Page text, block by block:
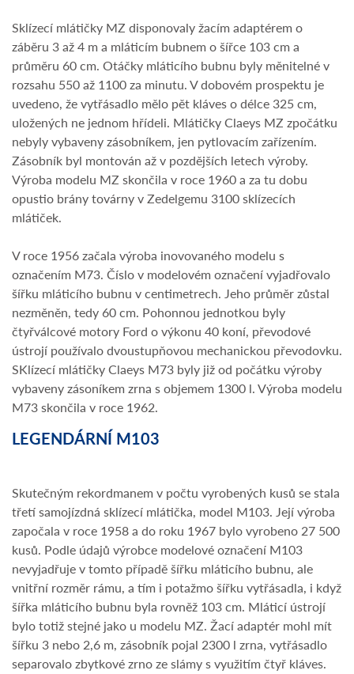
Sklízecí mlátičky MZ disponovaly žacím adaptérem o
záběru 3 až 4 m a mláticím bubnem o šířce 103 cm a
průměru 60 cm. Otáčky mláticího bubnu byly měnitelné v
rozsahu 550 až 1100 za minutu. V dobovém prospektu je
uvedeno, že vytřásadlo mělo pět kláves o délce 325 cm,
uložených ne jednom hřídeli. Mlátičky Claeys MZ zpočátku
nebyly vybaveny zásobníkem, jen pytlovacím zařízením.
Zásobník byl montován až v pozdějších letech výroby.
Výroba modelu MZ skončila v roce 1960 a za tu dobu
opustio brány továrny v Zedelgemu 3100 sklízecích
mlátiček.
V roce 1956 začala výroba inovovaného modelu s
označením M73. Číslo v modelovém označení vyjadřovalo
šířku mláticího bubnu v centimetrech. Jeho průměr zůstal
nezměněn, tedy 60 cm. Pohonnou jednotkou byly
čtyřválcové motory Ford o výkonu 40 koní, převodové
ústrojí používalo dvoustupňovou mechanickou převodovku.
SKlízecí mlátičky Claeys M73 byly již od počátku výroby
vybaveny zásoníkem zrna s objemem 1300 l. Výroba modelu
M73 skončila v roce 1962.
LEGENDÁRNÍ M103
Skutečným rekordmanem v počtu vyrobených kusů se stala
třetí samojízdná sklízecí mlátička, model M103. Její výroba
započala v roce 1958 a do roku 1967 bylo vyrobeno 27 500
kusů. Podle údajů výrobce modelové označení M103
nevyjadřuje v tomto případě šířku mláticího bubnu, ale
vnitřní rozměr rámu, a tím i potažmo šířku vytřásadla, i když
šířka mláticího bubnu byla rovněž 103 cm. Mláticí ústrojí
bylo totiž stejné jako u modelu MZ. Žací adaptér mohl mít
šířku 3 nebo 2,6 m, zásobník pojal 2300 l zrna, vytřásadlo
separovalo zbytkové zrno ze slámy s využitím čtyř kláves.